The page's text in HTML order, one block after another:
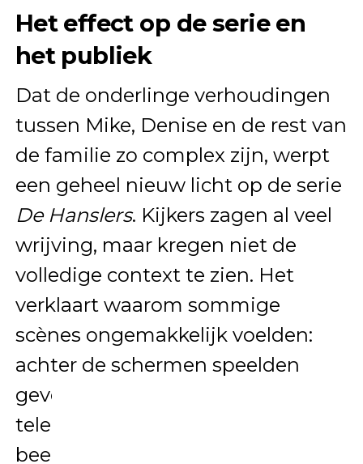
Het effect op de serie en
het publiek
Dat de onderlinge verhoudingen
tussen Mike, Denise en de rest van
de familie zo complex zijn, werpt
een geheel nieuw licht op de serie
De Hanslers. Kijkers zagen al veel
wrijving, maar kregen niet de
volledige context te zien. Het
verklaart waarom sommige
scènes ongemakkelijk voelden:
achter de schermen speelden
gevoelens van onzekerheid,
teleurstelling en afstand, die in
beeld subtiel doorsijpelen.